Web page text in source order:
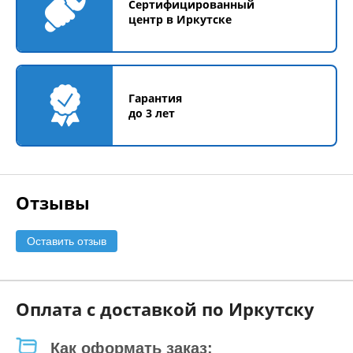
Сертифицированный
центр в Иркутске
Гарантия
до 3 лет
Отзывы
Оставить отзыв
Оплата с доставкой по Иркутску
Как оформать заказ: